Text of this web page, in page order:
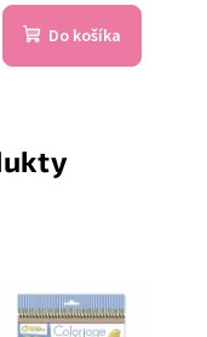
Do košíka